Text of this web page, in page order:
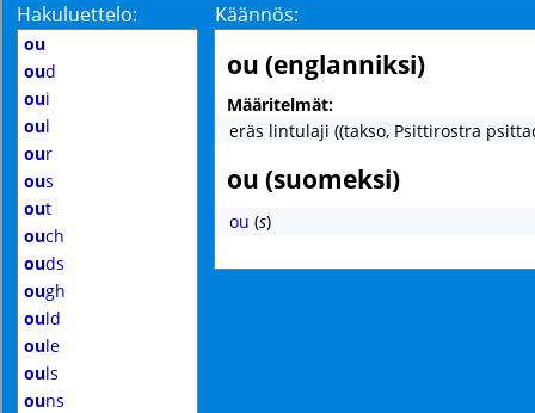
Hakuluettelo: Käännös:
ou
oud
oui
oul
our
ous
out
ouch
ouds
ough
ould
oule
ouls
ouns
ou (englanniksi)
Määritelmät:
eräs lintulaji ((takso, Psittirostra
ou (suomeksi)
ou (s)